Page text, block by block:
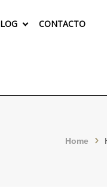
CONTACTO
Home